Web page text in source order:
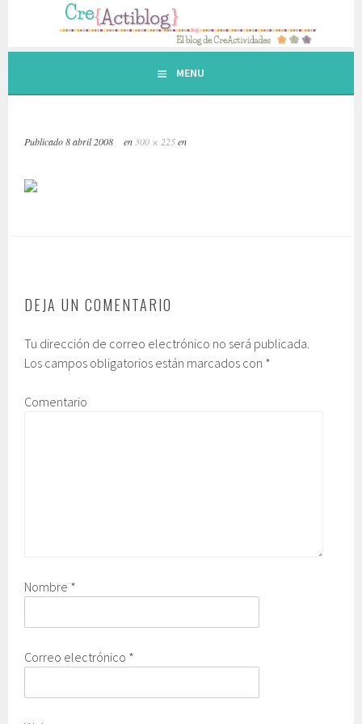
contenido.
MENU
Publicado8 abril 2008 en 300 × 225en
DEJA UN COMENTARIO
Tu dirección de correo electrónico no será publicada.
Los campos obligatorios están marcados con *
Comentario
Nombre *
Correo electrónico *